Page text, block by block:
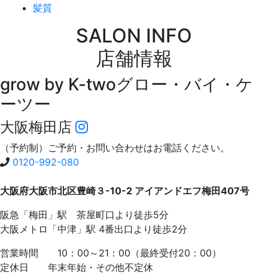
髪質
SALON INFO
店舗情報
grow by K-twoグロー・バイ・ケ
ーツー
大阪梅田店
（予約制）ご予約・お問い合わせはお電話ください。
0120-992-080
大阪府大阪市北区豊崎３-10-2 アイアンドエフ梅田407号
阪急「梅田」駅 茶屋町口より徒歩5分
大阪メトロ「中津」駅 4番出口より徒歩2分
営業時間 10：00～21：00（最終受付20：00）
定休日 年末年始・その他不定休